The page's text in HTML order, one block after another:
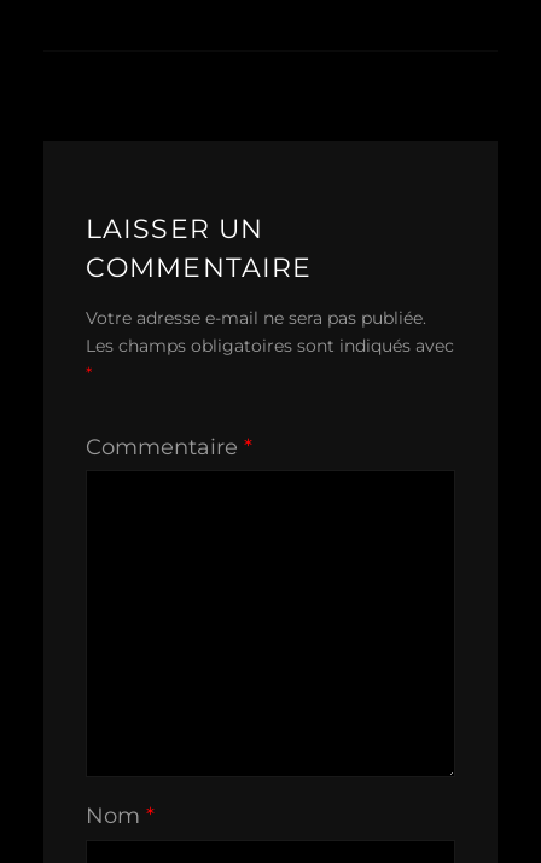
LAISSER UN
COMMENTAIRE
Votre adresse e-mail ne sera pas publiée.
Les champs obligatoires sont indiqués avec
*
Commentaire *
Nom *